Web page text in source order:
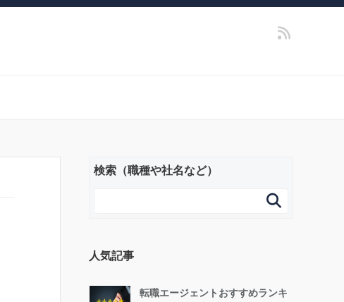
検索（職種や社名など）

人気記事
転職エージェントおすすめランキ